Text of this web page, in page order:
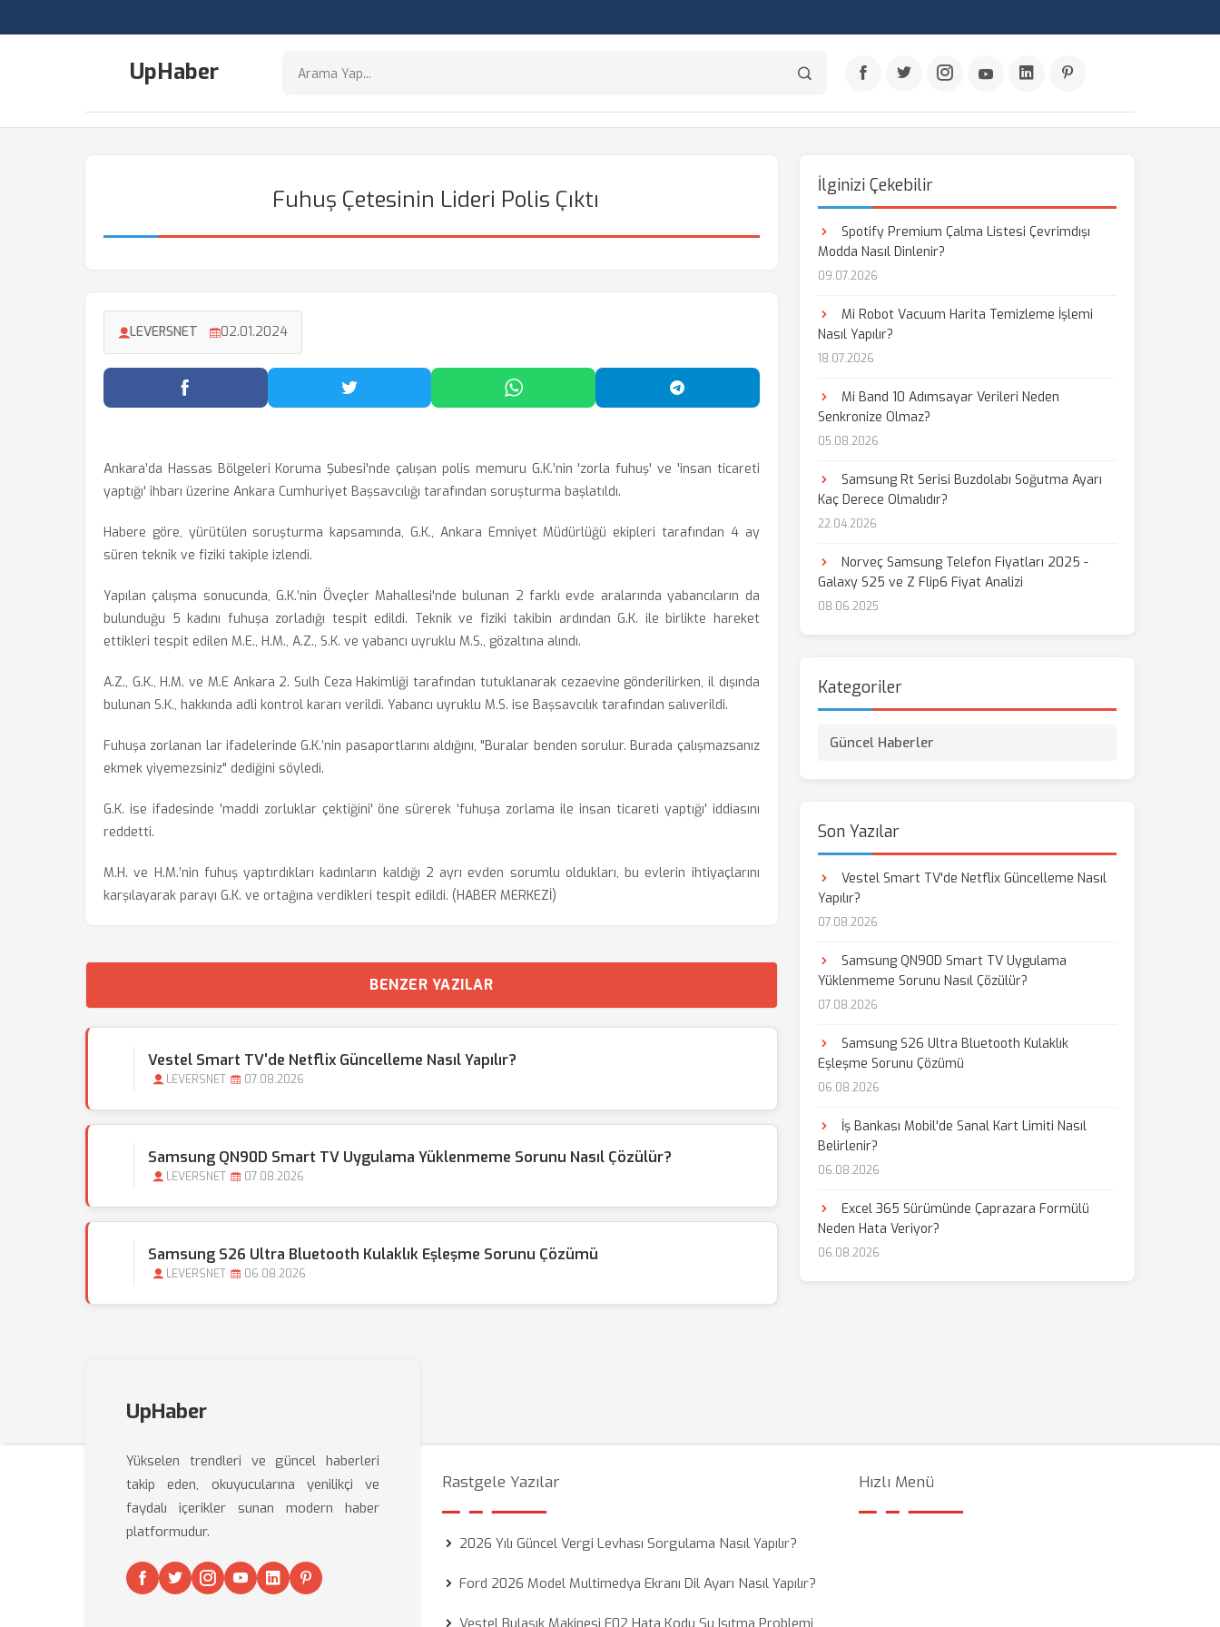
UpHaber
Fuhuş Çetesinin Lideri Polis Çıktı
LEVERSNET 02.01.2024
Facebook'ta Paylaş Twitter'da Paylaş WhatsApp'ta Paylaş Telegram'da Paylaş
Ankara’da Hassas Bölgeleri Koruma Şubesi'nde çalışan polis memuru G.K.’nin 'zorla fuhuş' ve 'insan ticareti
yaptığı' ihbarı üzerine Ankara Cumhuriyet Başsavcılığı tarafından soruşturma başlatıldı.
Habere göre, yürütülen soruşturma kapsamında, G.K., Ankara Emniyet Müdürlüğü ekipleri tarafından 4 ay
süren teknik ve fiziki takiple izlendi.
Yapılan çalışma sonucunda, G.K.’nin Öveçler Mahallesi'nde bulunan 2 farklı evde aralarında yabancıların da
bulunduğu 5 kadını fuhuşa zorladığı tespit edildi. Teknik ve fiziki takibin ardından G.K. ile birlikte hareket
ettikleri tespit edilen M.E., H.M., A.Z., S.K. ve yabancı uyruklu M.S., gözaltına alındı.
A.Z., G.K., H.M. ve M.E Ankara 2. Sulh Ceza Hakimliği tarafından tutuklanarak cezaevine gönderilirken, il dışında
bulunan S.K., hakkında adli kontrol kararı verildi. Yabancı uyruklu M.S. ise Başsavcılık tarafından salıverildi.
Fuhuşa zorlanan lar ifadelerinde G.K.’nin pasaportlarını aldığını, "Buralar benden sorulur. Burada çalışmazsanız
ekmek yiyemezsiniz" dediğini söyledi.
G.K. ise ifadesinde 'maddi zorluklar çektiğini' öne sürerek 'fuhuşa zorlama ile insan ticareti yaptığı' iddiasını
reddetti.
M.H. ve H.M.’nin fuhuş yaptırdıkları kadınların kaldığı 2 ayrı evden sorumlu oldukları, bu evlerin ihtiyaçlarını
karşılayarak parayı G.K. ve ortağına verdikleri tespit edildi. (HABER MERKEZİ)
BENZER YAZILAR
Vestel Smart TV'de Netflix Güncelleme Nasıl Yapılır?
LEVERSNET 07.08.2026
Samsung QN90D Smart TV Uygulama Yüklenmeme Sorunu Nasıl Çözülür?
LEVERSNET 07.08.2026
Samsung S26 Ultra Bluetooth Kulaklık Eşleşme Sorunu Çözümü
LEVERSNET 06.08.2026
İlginizi Çekebilir
Spotify Premium Çalma Listesi Çevrimdışı
Modda Nasıl Dinlenir?
09.07.2026
Mi Robot Vacuum Harita Temizleme İşlemi
Nasıl Yapılır?
18.07.2026
Mi Band 10 Adımsayar Verileri Neden
Senkronize Olmaz?
05.08.2026
Samsung Rt Serisi Buzdolabı Soğutma Ayarı
Kaç Derece Olmalıdır?
22.04.2026
Norveç Samsung Telefon Fiyatları 2025 -
Galaxy S25 ve Z Flip6 Fiyat Analizi
08.06.2025
Kategoriler
Güncel Haberler
Son Yazılar
Vestel Smart TV'de Netflix Güncelleme Nasıl
Yapılır?
07.08.2026
Samsung QN90D Smart TV Uygulama
Yüklenmeme Sorunu Nasıl Çözülür?
07.08.2026
Samsung S26 Ultra Bluetooth Kulaklık
Eşleşme Sorunu Çözümü
06.08.2026
İş Bankası Mobil'de Sanal Kart Limiti Nasıl
Belirlenir?
06.08.2026
Excel 365 Sürümünde Çaprazara Formülü
Neden Hata Veriyor?
06.08.2026
UpHaber
Yükselen trendleri ve güncel haberleri
takip eden, okuyucularına yenilikçi ve
faydalı içerikler sunan modern haber
platformudur.
Rastgele Yazılar
2026 Yılı Güncel Vergi Levhası Sorgulama Nasıl Yapılır?
Ford 2026 Model Multimedya Ekranı Dil Ayarı Nasıl Yapılır?
Vestel Bulaşık Makinesi E02 Hata Kodu Su Isıtma Problemi
Hızlı Menü